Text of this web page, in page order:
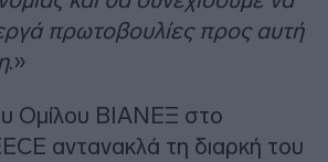
πρωτοβουλίες προς αυτή
.»
Ομίλου ΒΙΑΝΕΞ στο
αντανακλά τη διαρκή του